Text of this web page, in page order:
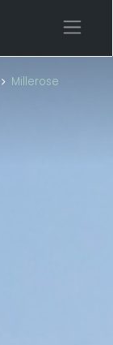
Millerose